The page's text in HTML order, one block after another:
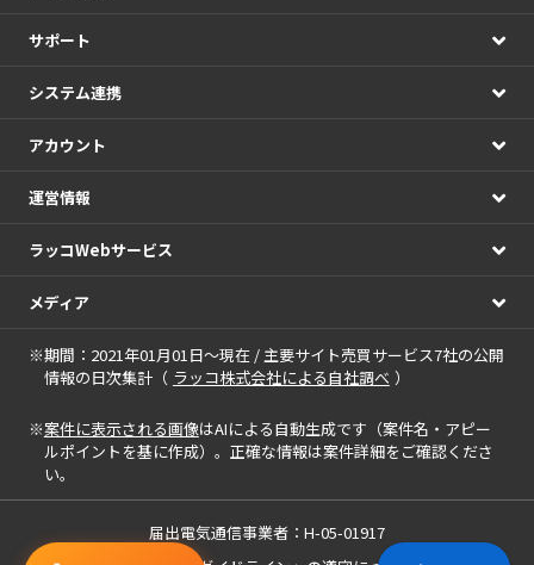
サポート
システム連携
アカウント
運営情報
ラッコWebサービス
メディア
※期間：2021年01月01日～現在 / 主要サイト売買サービス7社の公開
情報の日次集計（ ラッコ株式会社による自社調べ ）
※案件に表示される画像はAIによる自動生成です（案件名・アピー
ルポイントを基に作成）。正確な情報は案件詳細をご確認くださ
い。
届出電気通信事業者：H-05-01917